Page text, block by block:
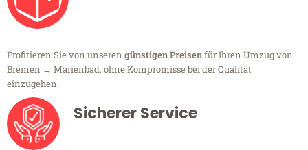
Profitieren Sie von unseren günstigen Preisenfür Ihren Umzug von
Bremen → Marienbad, ohne Kompromisse bei der Qualität
einzugehen.
Sicherer Service